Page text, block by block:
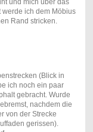
werde ich dem Möbius
Rand stricken.
(Blick in
ich noch ein paar
gebracht. Wurde
nachdem die
von der Strecke
gerissen).